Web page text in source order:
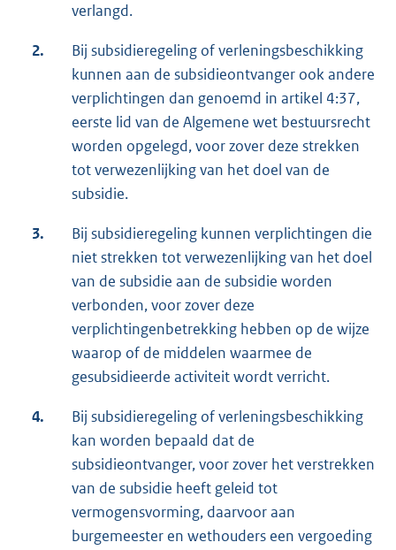
verlangd.
2.
Bij subsidieregeling of verleningsbeschikking
kunnen aan de subsidieontvanger ook andere
verplichtingen dan genoemd in artikel 4:37,
eerste lid van de Algemene wet bestuursrecht
worden opgelegd, voor zover deze strekken
tot verwezenlijking van het doel van de
subsidie.
3.
Bij subsidieregeling kunnen verplichtingen die
niet strekken tot verwezenlijking van het doel
van de subsidie aan de subsidie worden
verbonden, voor zover deze
verplichtingenbetrekking hebben op de wijze
waarop of de middelen waarmee de
gesubsidieerde activiteit wordt verricht.
4.
Bij subsidieregeling of verleningsbeschikking
kan worden bepaald dat de
subsidieontvanger, voor zover het verstrekken
van de subsidie heeft geleid tot
vermogensvorming, daarvoor aan
burgemeester en wethouders een vergoeding